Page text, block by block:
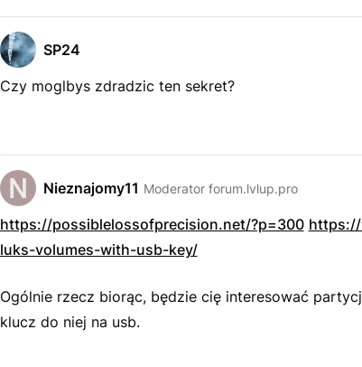
SP24
Czy moglbys zdradzic ten sekret?
Nieznajomy11 Moderator forum.lvlup.pro
https://possiblelossofprecision.net/?p=300
luks-volumes-with-usb-key/
Ogólnie rzecz biorąc, będzie cię interesować
klucz do niej na usb.